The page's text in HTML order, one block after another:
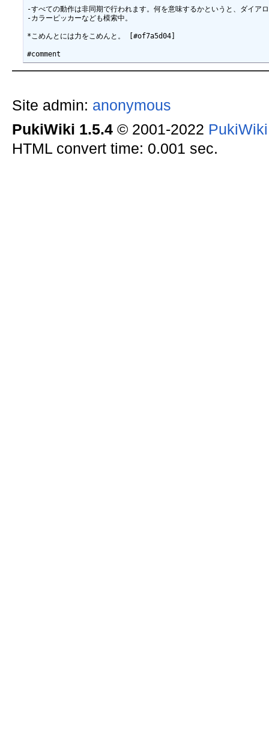
-すべての動作は非同期で行われます。何を意味するかというと、ダイア
-カラーピッカーなども模索中。
*こめんとには力をこめんと。 [#of7a5d04]
Site admin: anonymous
PukiWiki 1.5.4© 2001-2022
HTML convert time: 0.001 sec.